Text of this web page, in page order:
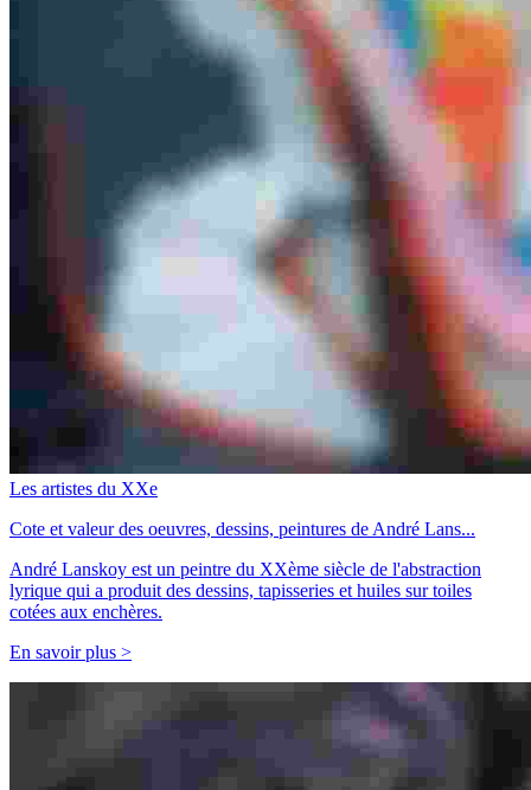
Les artistes du XXe
Cote et valeur des oeuvres, dessins, peintures de André Lans...
André Lanskoy est un peintre du XXème siècle de l'abstraction
lyrique qui a produit des dessins, tapisseries et huiles sur toiles
cotées aux enchères.
En savoir plus >